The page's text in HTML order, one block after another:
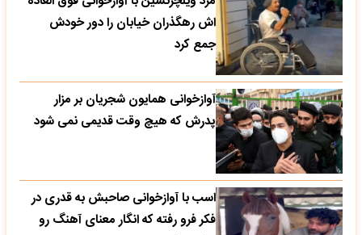
اش رهگذران خیابان را دور خودش
جمع کرد
آوازخوانی همایون شجریان بر مزار
پدرش که هیچ وقت قدیمی نمی شود
اسب با آوازخوانی صاحبش به قدری در
فکر فرو رفته که انگار معنای آهنگ رو